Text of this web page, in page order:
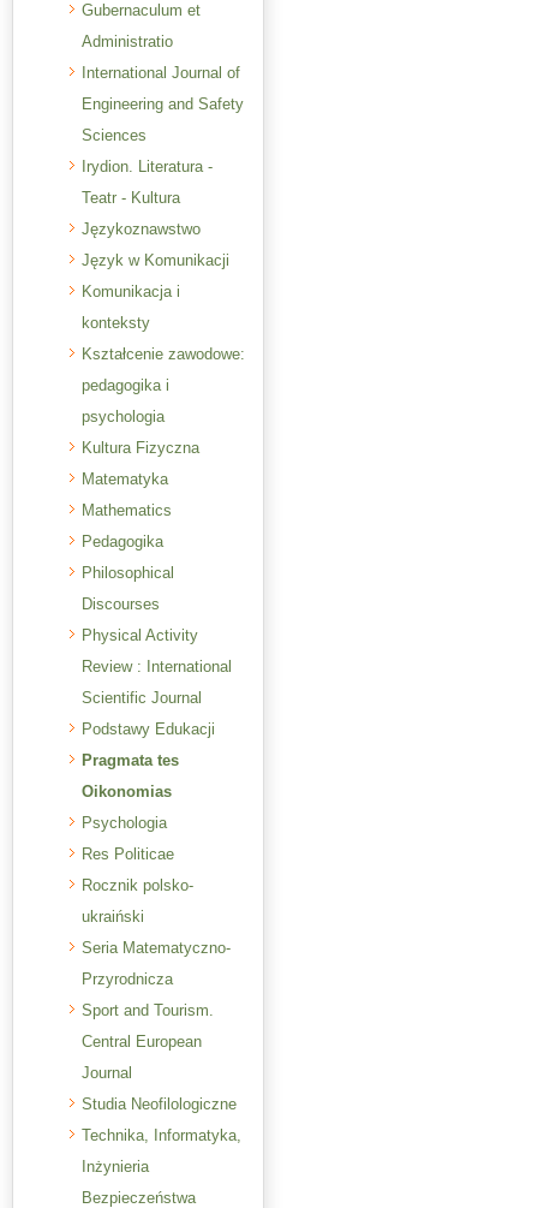
Gubernaculum et
Administratio
International Journal of
Engineering and Safety
Sciences
Irydion. Literatura -
Teatr - Kultura
Językoznawstwo
Język w Komunikacji
Komunikacja i
konteksty
Kształcenie zawodowe:
pedagogika i
psychologia
Kultura Fizyczna
Matematyka
Mathematics
Pedagogika
Philosophical
Discourses
Physical Activity
Review : International
Scientific Journal
Podstawy Edukacji
Pragmata tes
Oikonomias
Psychologia
Res Politicae
Rocznik polsko-
ukraiński
Seria Matematyczno-
Przyrodnicza
Sport and Tourism.
Central European
Journal
Studia Neofilologiczne
Technika, Informatyka,
Inżynieria
Bezpieczeństwa